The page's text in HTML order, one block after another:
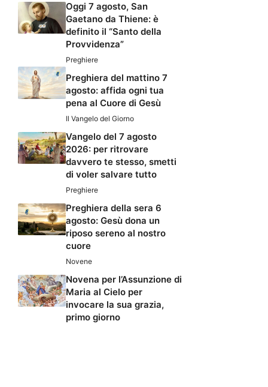
Oggi 7 agosto, San
Gaetano da Thiene: è
definito il “Santo della
Provvidenza”
Preghiere
Preghiera del mattino 7
agosto: affida ogni tua
pena al Cuore di Gesù
Il Vangelo del Giorno
Vangelo del 7 agosto
2026: per ritrovare
davvero te stesso, smetti
di voler salvare tutto
Preghiere
Preghiera della sera 6
agosto: Gesù dona un
riposo sereno al nostro
cuore
Novene
Novena per l’Assunzione di
Maria al Cielo per
invocare la sua grazia,
primo giorno